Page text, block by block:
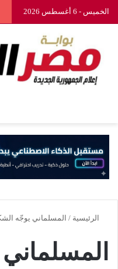
الخميس - 6 أغسطس 2026
الرئيسية / المسلماني يوجّه